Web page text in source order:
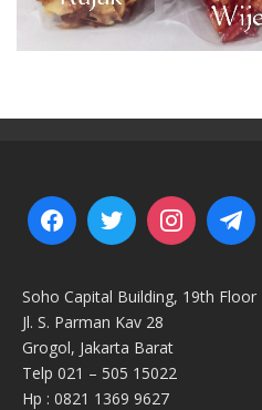
Soho Capital Building, 19th Floor
Jl. S. Parman Kav 28
Grogol, Jakarta Barat
Telp 021 – 505 15022
Hp : 0821 1369 9627